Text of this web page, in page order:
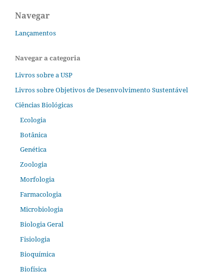
Navegar
Lançamentos
Navegar a categoria
Livros sobre a USP
Livros sobre Objetivos de Desenvolvimento Sustentável
Ciências Biológicas
Ecologia
Botânica
Genética
Zoologia
Morfologia
Farmacologia
Microbiologia
Biologia Geral
Fisiologia
Bioquímica
Biofísica